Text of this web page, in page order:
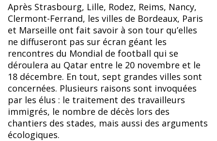
Après Strasbourg, Lille, Rodez, Reims, Nancy,
Clermont-Ferrand, les villes de Bordeaux, Paris
et Marseille ont fait savoir à son tour qu’elles
ne diffuseront pas sur écran géant les
rencontres du Mondial de football qui se
déroulera au Qatar entre le 20 novembre et le
18 décembre. En tout, sept grandes villes sont
concernées. Plusieurs raisons sont invoquées
par les élus : le traitement des travailleurs
immigrés, le nombre de décès lors des
chantiers des stades, mais aussi des arguments
écologiques.